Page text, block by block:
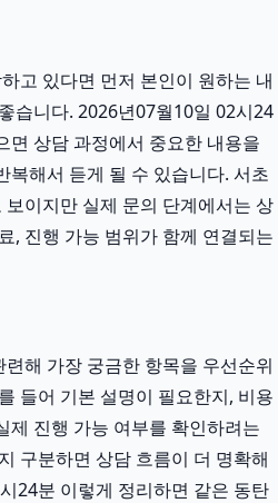
고 있다면 먼저 본인이 원하는 내
습니다. 2026년07월10일 02시24
면 상담 과정에서 중요한 내용을
복해서 듣게 될 수 있습니다. 서초
이지만 실제 문의 단계에서는 상
, 진행 가능 범위가 함께 연결되는
해 가장 궁금한 항목을 우선순위
들어 기본 설명이 필요한지, 비용
제 진행 가능 여부를 확인하려는
구분하면 상담 흐름이 더 명확해
24분 이렇게 정리하면 같은 동탄